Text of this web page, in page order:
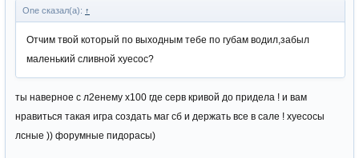
One сказал(а): ↑
Отчим твой который по выходным тебе по губам водил,забыл
маленький сливной хуесос?
ты наверное с л2енему х100 где серв кривой до придела ! и вам
нравиться такая игра создать маг сб и держать все в сале ! хуесосы
лсные )) форумные пидорасы)